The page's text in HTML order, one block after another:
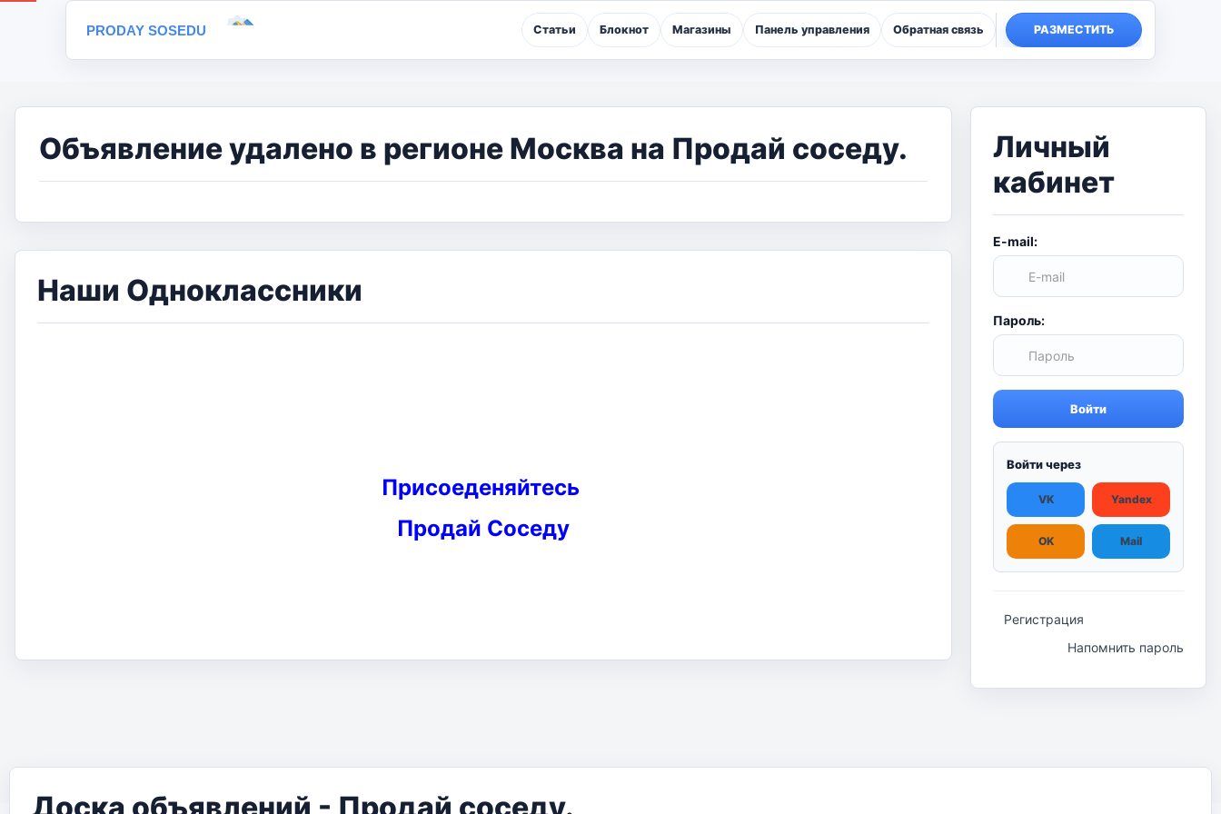
PRODAY SOSEDU Статьи Блокнот Магазины Панель управления Обратная связь РАЗМЕСТИТЬ
Объявление удалено в регионе Москва на Продай соседу.
Наши Одноклассники
Присоеденяйтесь
Продай Соседу
Личный
кабинет
E-mail:
Пароль:
Войти
Войти через
VK Yandex
OK Mail
Регистрация
Напомнить пароль